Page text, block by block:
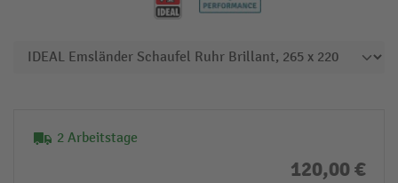
2 Arbeitstage
120,00 €